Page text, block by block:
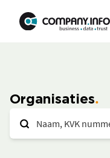
Organisaties